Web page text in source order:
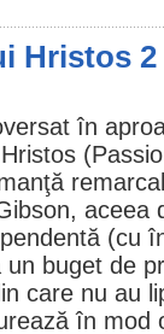
Hristos 2
în
, aceea
(cu
buget de
care nu au
în mod